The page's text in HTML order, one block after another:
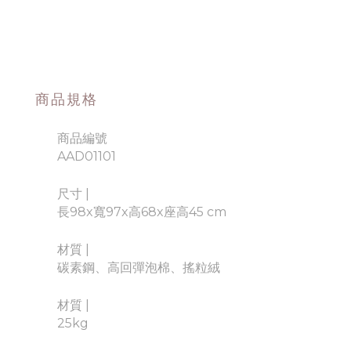
商品規格
商品編號
AAD01101
尺寸 |
長98x寬97x高68x座高45 cm
材質
碳素鋼、高回彈泡棉、搖粒絨
材質
25kg